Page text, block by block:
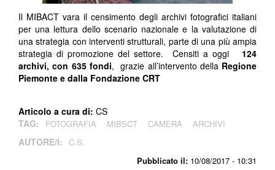
Pubblicato il: 10/08/2017 - 10:31
Il MIBACT vara il censimento degli archivi fotografici italiani
per una lettura dello scenario nazionale e la valutazione di
una strategia con interventi strutturali, parte di una più ampia
strategia di promozione del settore. Censiti a oggi 124
archivi, con 635 fondi, grazie all’intervento della Regione
Piemonte e dalla Fondazione CRT
Articolo a cura di: CS
TAG:
FOTOGRAFIA MIBSCT CAMERA ARCHIVI
AUTORE/I: C.S.